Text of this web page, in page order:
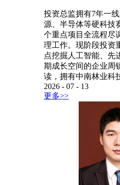
投资总监拥有7年一
源、半导体等硬科技
个重点项目全流程尽
理工作。现阶段投资
点挖掘人工智能、先
期成长空间的企业周
读，拥有中南林业科
2026 - 07 - 13
更多>>